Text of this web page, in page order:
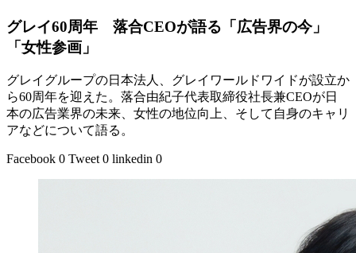
グレイ60周年 落合CEOが語る「広告界の今」
「女性参画」
グレイグループの日本法人、グレイワールドワイドが設立か
ら60周年を迎えた。落合由紀子代表取締役社長兼CEOが日
本の広告業界の未来、女性の地位向上、そして自身のキャリ
アなどについて語る。
Facebook 0 Tweet 0 linkedin 0